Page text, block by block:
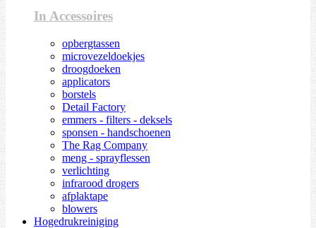
In Accessoires
opbergtassen
microvezeldoekjes
droogdoeken
applicators
borstels
Detail Factory
emmers - filters - deksels
sponsen - handschoenen
The Rag Company
meng - sprayflessen
verlichting
infrarood drogers
afplaktape
blowers
Hogedrukreiniging